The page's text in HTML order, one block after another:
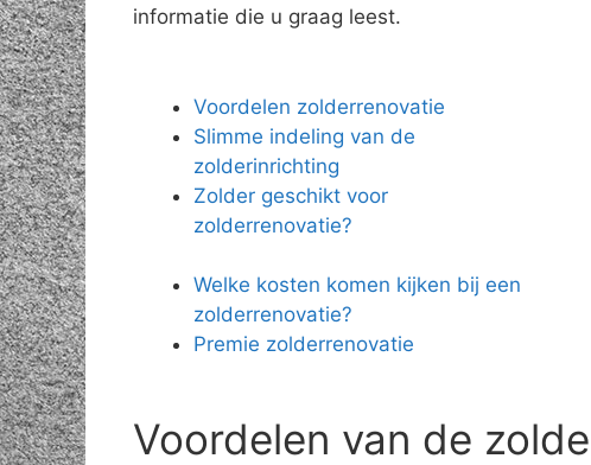
informatie die u graag leest.
Voordelen zolderrenovatie
Slimme indeling van de
zolderinrichting
Zolder geschikt voor
zolderrenovatie?
Welke kosten komen kijken bij een
zolderrenovatie?
Premie zolderrenovatie
Voordelen van de